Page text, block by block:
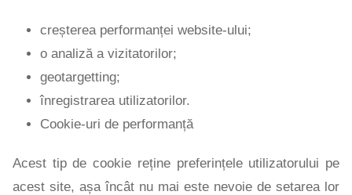
creșterea performanței website-ului;
o analiză a vizitatorilor;
geotargetting;
înregistrarea utilizatorilor.
Cookie-uri de performanță
Acest tip de cookie reține preferințele utilizatorului pe
acest site, așa încât nu mai este nevoie de setarea lor